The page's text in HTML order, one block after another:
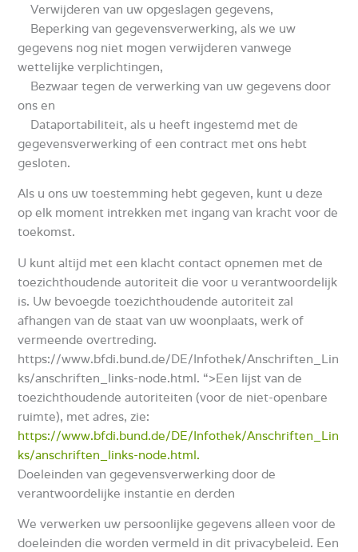
Verwijderen van uw opgeslagen gegevens,
Beperking van gegevensverwerking, als we uw
gegevens nog niet mogen verwijderen vanwege
wettelijke verplichtingen,
Bezwaar tegen de verwerking van uw gegevens door
ons en
Dataportabiliteit, als u heeft ingestemd met de
gegevensverwerking of een contract met ons hebt
gesloten.
Als u ons uw toestemming hebt gegeven, kunt u deze
op elk moment intrekken met ingang van kracht voor de
toekomst.
U kunt altijd met een klacht contact opnemen met de
toezichthoudende autoriteit die voor u verantwoordelijk
is. Uw bevoegde toezichthoudende autoriteit zal
afhangen van de staat van uw woonplaats, werk of
vermeende overtreding.
https://www.bfdi.bund.de/DE/Infothek/Anschriften_Lin
ks/anschriften_links-node.html. “>Een lijst van de
toezichthoudende autoriteiten (voor de niet-openbare
ruimte), met adres, zie:
https://www.bfdi.bund.de/DE/Infothek/Anschriften_Lin
ks/anschriften_links-node.html.
Doeleinden van gegevensverwerking door de
verantwoordelijke instantie en derden
We verwerken uw persoonlijke gegevens alleen voor de
doeleinden die worden vermeld in dit privacybeleid. Een